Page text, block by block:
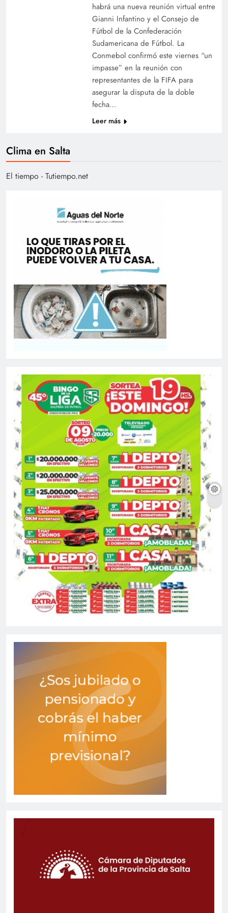
habrá una nueva reunión virtual entre
Gianni Infantino y el Consejo de
Fútbol de la Confederación
Sudamericana de Fútbol. La
Conmebol confirmó este viernes “un
impasse” en la reunión con
representantes de la FIFA para
asegurar la disputa de la doble
fecha…
Leer más
Clima en Salta
El tiempo - Tutiempo.net